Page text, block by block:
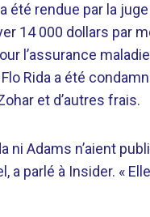
a été rendue par la
14 000 dollars par
l’assurance
Flo Rida a été
et d’autres frais.
ni Adams n’aient
a parlé à Insider. «